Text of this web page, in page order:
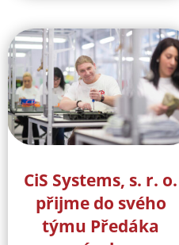
CiS Systems, s. r. o.
přijme do svého
týmu Předáka